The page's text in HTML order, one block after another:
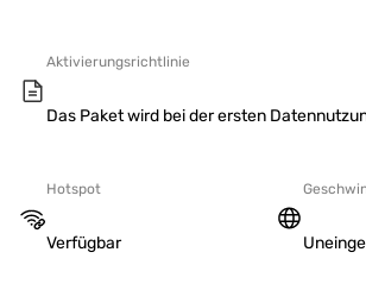
Aktivierungsrichtlinie
Das Paket wird bei der ersten
Hotspot
Verfügbar